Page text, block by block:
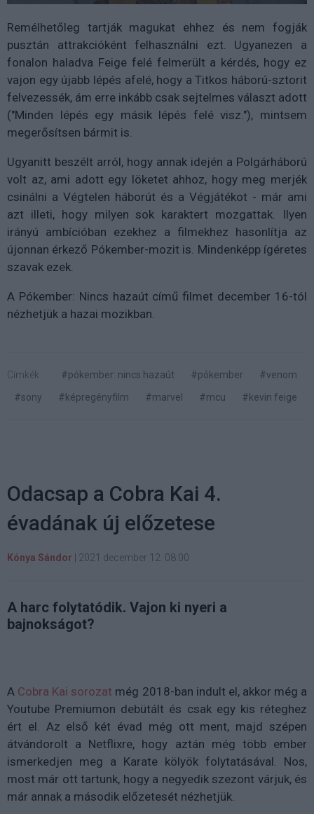
Remélhetőleg tartják magukat ehhez és nem fogják
pusztán attrakcióként felhasználni ezt. Ugyanezen a
fonalon haladva Feige felé felmerült a kérdés, hogy ez
vajon egy újabb lépés afelé, hogy a Titkos háború-sztorit
felvezessék, ám erre inkább csak sejtelmes választ adott
("Minden lépés egy másik lépés felé visz."), mintsem
megerősítsen bármit is.
Ugyanitt beszélt arról, hogy annak idején a Polgárháború
volt az, ami adott egy löketet ahhoz, hogy meg merjék
csinálni a Végtelen háborút és a Végjátékot - már ami
azt illeti, hogy milyen sok karaktert mozgattak. Ilyen
irányú ambícióban ezekhez a filmekhez hasonlítja az
újonnan érkező Pókember-mozit is. Mindenképp ígéretes
szavak ezek.
A Pókember: Nincs hazaút című filmet december 16-tól
nézhetjük a hazai mozikban.
Címkék: #pókember: nincs hazaút #pókember
#venom
#sony
#képregényfilm #marvel #mcu #kevin feige
Odacsap a Cobra Kai 4.
évadának új előzetese
Kónya Sándor 2021 december 12. 08:00
A harc folytatódik. Vajon ki nyeri a
bajnokságot?
A Cobra Kai sorozat még 2018-ban indult el, akkor még a
Youtube Premiumon debütált és csak egy kis réteghez
ért el. Az első két évad még ott ment, majd szépen
átvándorolt a Netflixre, hogy aztán még több ember
ismerkedjen meg a Karate kölyök folytatásával. Nos,
most már ott tartunk, hogy a negyedik szezont várjuk, és
már annak a második előzetesét nézhetjük.